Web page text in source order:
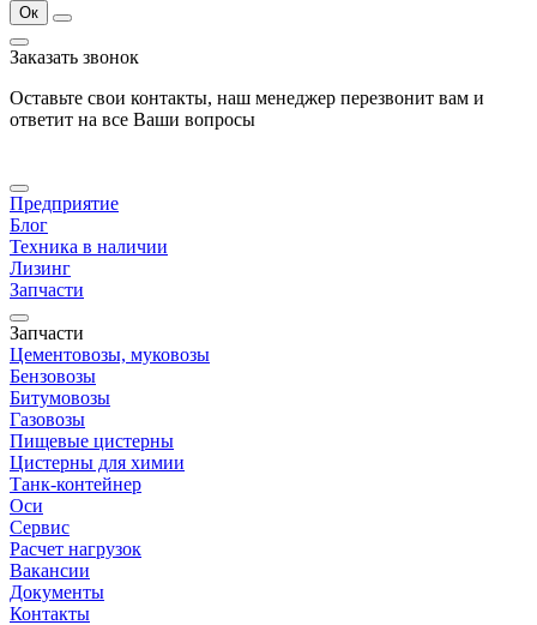
Ок
Заказать звонок
Оставьте свои контакты, наш менеджер перезвонит вам и
ответит на все Ваши вопросы
Предприятие
Блог
Техника в наличии
Лизинг
Запчасти
Запчасти
Цементовозы, муковозы
Бензовозы
Битумовозы
Газовозы
Пищевые цистерны
Цистерны для химии
Танк-контейнер
Оси
Сервис
Расчет нагрузок
Вакансии
Документы
Контакты